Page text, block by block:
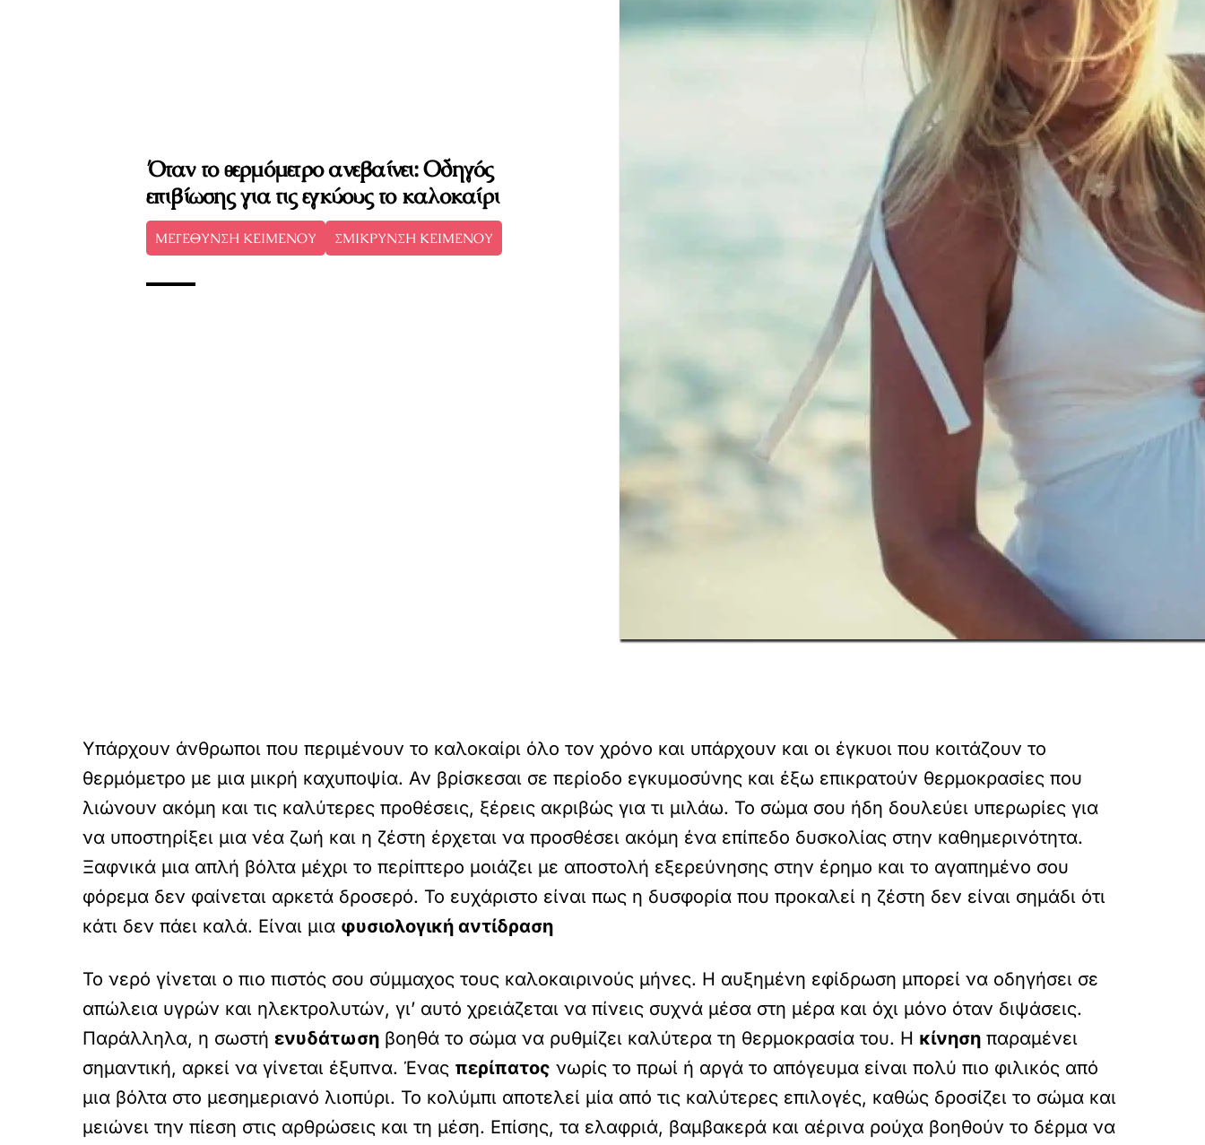
Όταν το θερμόμετρο ανεβαίνει: Οδηγός
επιβίωσης για τις εγκύους το καλοκαίρι
ΜΕΓΕΘΥΝΣΗ ΚΕΙΜΕΝΟΥ ΣΜΙΚΡΥΝΣΗ ΚΕΙΜΕΝΟΥ
Υπάρχουν άνθρωποι που περιμένουν το καλοκαίρι όλο τον χρόνο και υπάρχουν και οι έγκυοι που κοιτάζουν το
θερμόμετρο με μια μικρή καχυποψία. Αν βρίσκεσαι σε περίοδο εγκυμοσύνης και έξω επικρατούν θερμοκρασίες που
λιώνουν ακόμη και τις καλύτερες προθέσεις, ξέρεις ακριβώς για τι μιλάω. Το σώμα σου ήδη δουλεύει υπερωρίες για
να υποστηρίξει μια νέα ζωή και η ζέστη έρχεται να προσθέσει ακόμη ένα επίπεδο δυσκολίας στην καθημερινότητα.
Ξαφνικά μια απλή βόλτα μέχρι το περίπτερο μοιάζει με αποστολή εξερεύνησης στην έρημο και το αγαπημένο σου
φόρεμα δεν φαίνεται αρκετά δροσερό. Το ευχάριστο είναι πως η δυσφορία που προκαλεί η ζέστη δεν είναι σημάδι ότι
κάτι δεν πάει καλά. Είναι μια φυσιολογική αντίδραση
Το νερό γίνεται ο πιο πιστός σου σύμμαχος τους καλοκαιρινούς μήνες. Η αυξημένη εφίδρωση μπορεί να οδηγήσει σε
απώλεια υγρών και ηλεκτρολυτών, γι’ αυτό χρειάζεται να πίνεις συχνά μέσα στη μέρα και όχι μόνο όταν διψάσεις.
Παράλληλα, η σωστή ενυδάτωση βοηθά το σώμα να ρυθμίζει καλύτερα τη θερμοκρασία του. Η κίνηση παραμένει
σημαντική, αρκεί να γίνεται έξυπνα. Ένας περίπατος νωρίς το πρωί ή αργά το απόγευμα είναι πολύ πιο φιλικός από
μια βόλτα στο μεσημεριανό λιοπύρι. Το κολύμπι αποτελεί μία από τις καλύτερες επιλογές, καθώς δροσίζει το σώμα και
μειώνει την πίεση στις αρθρώσεις και τη μέση. Επίσης, τα ελαφριά, βαμβακερά και αέρινα ρούχα βοηθούν το δέρμα να